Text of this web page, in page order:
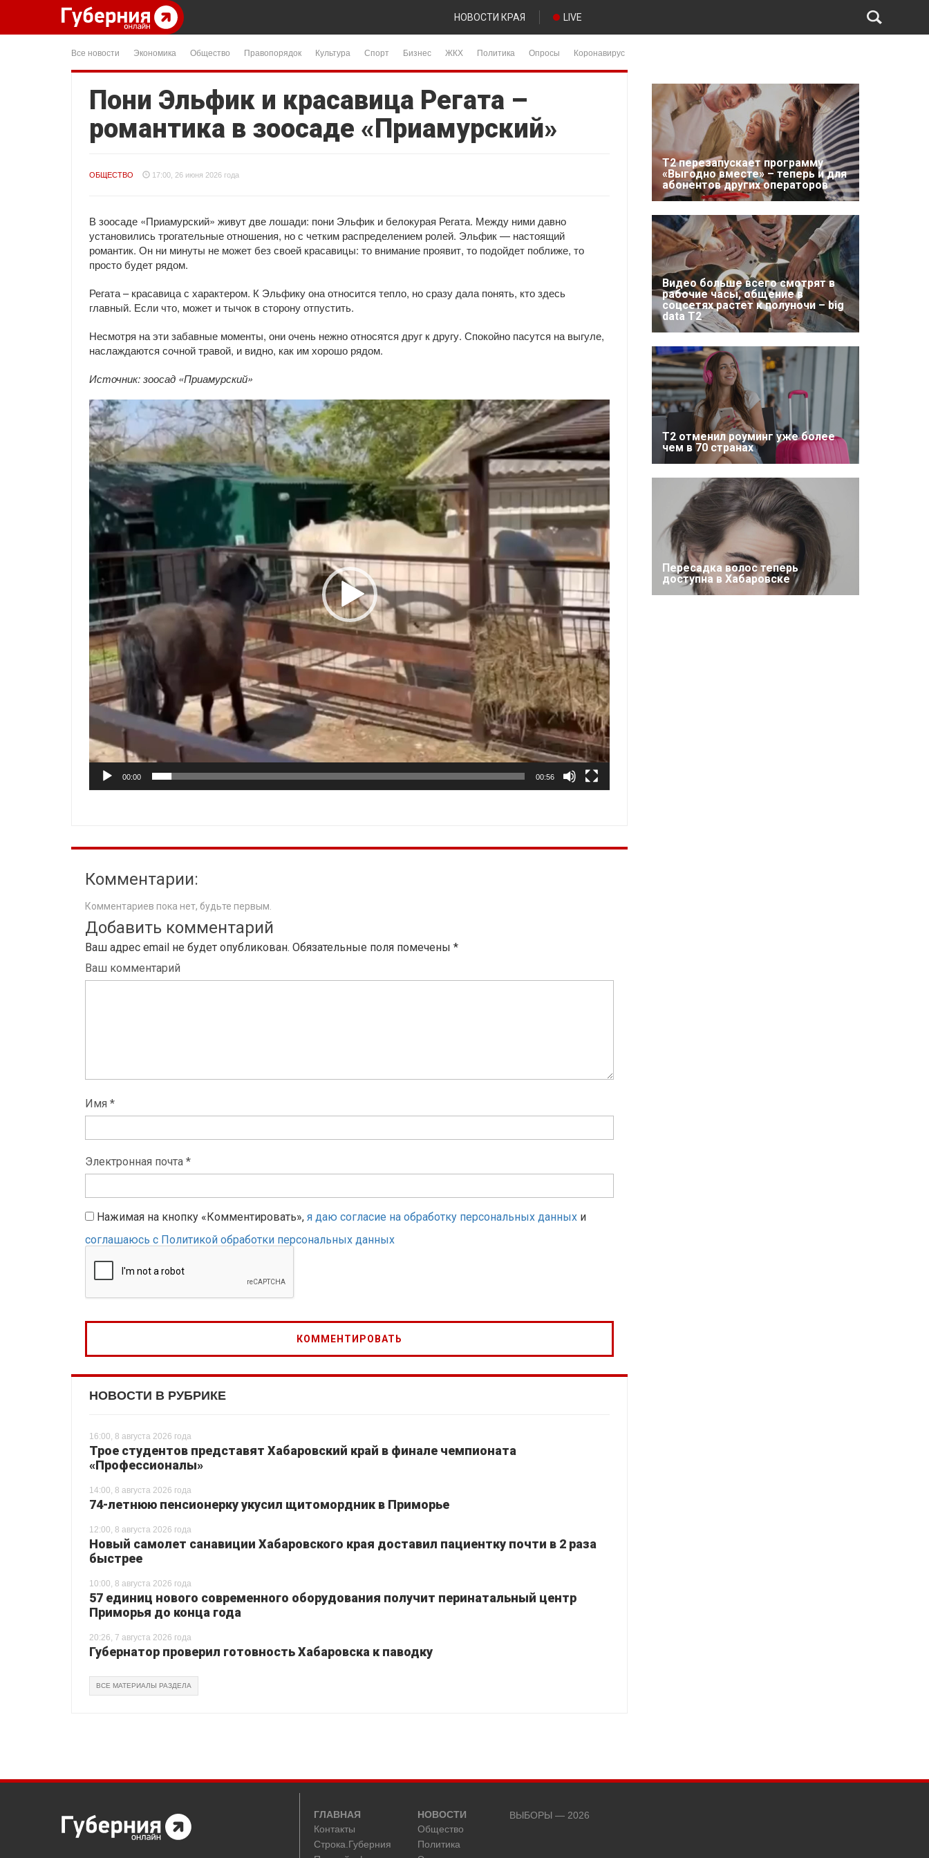
НОВОСТИ КРАЯ LIVE
Все новости Экономика Общество Правопорядок Культура Спорт Бизнес ЖКХ Политика Опросы Коронавирус
Пони Эльфик и красавица Регата –
романтика в зоосаде «Приамурский»
ОБЩЕСТВО 17:00, 26 июня 2026 года
В зоосаде «Приамурский» живут две лошади: пони Эльфик и белокурая Регата. Между ними давно
установились трогательные отношения, но с четким распределением ролей. Эльфик — настоящий
романтик. Он ни минуты не может без своей красавицы: то внимание проявит, то подойдет поближе, то
просто будет рядом.
Регата – красавица с характером. К Эльфику она относится тепло, но сразу дала понять, кто здесь
главный. Если что, может и тычок в сторону отпустить.
Несмотря на эти забавные моменты, они очень нежно относятся друг к другу. Спокойно пасутся на выгуле,
наслаждаются сочной травой, и видно, как им хорошо рядом.
Источник: зоосад «Приамурский»
Видеоплеер
00:00 00:56
Комментарии:
Комментариев пока нет, будьте первым.
Добавить комментарий
Ваш адрес email не будет опубликован. Обязательные поля помечены *
Ваш комментарий
Имя *
Электронная почта *
Нажимая на кнопку «Комментировать», я даю согласие на обработку персональных данных и
соглашаюсь с Политикой обработки персональных данных
НОВОСТИ В РУБРИКЕ
16:00, 8 августа 2026 года
Трое студентов представят Хабаровский край в финале чемпионата
«Профессионалы»
14:00, 8 августа 2026 года
74-летнюю пенсионерку укусил щитомордник в Приморье
12:00, 8 августа 2026 года
Новый самолет санавиции Хабаровского края доставил пациентку почти в 2 раза
быстрее
10:00, 8 августа 2026 года
57 единиц нового современного оборудования получит перинатальный центр
Приморья до конца года
20:26, 7 августа 2026 года
Губернатор проверил готовность Хабаровска к паводку
ВСЕ МАТЕРИАЛЫ РАЗДЕЛА
Т2 перезапускает программу
«Выгодно вместе» – теперь и для
абонентов других операторов
Видео больше всего смотрят в
рабочие часы, общение в
соцсетях растет к полуночи – big
data T2
Т2 отменил роуминг уже более
чем в 70 странах
Пересадка волос теперь
доступна в Хабаровске
ГЛАВНАЯ
Контакты
Строка.Губерния
НОВОСТИ
Общество
Политика
ВЫБОРЫ — 2026